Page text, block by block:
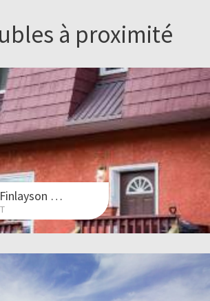
à proximité
6220-6266 Finlayson Drive North